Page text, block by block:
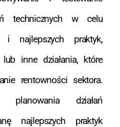
technicznych w celu
i najlepszych praktyk,
lub inne działania, które
rentowności sektora.
działań
najlepszych praktyk